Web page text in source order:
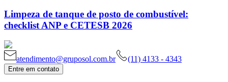
Limpeza de tanque de posto de combustível:
checklist ANP e CETESB 2026
atendimento@gruposol.com.br (11) 4133 - 4343
Entre em contato